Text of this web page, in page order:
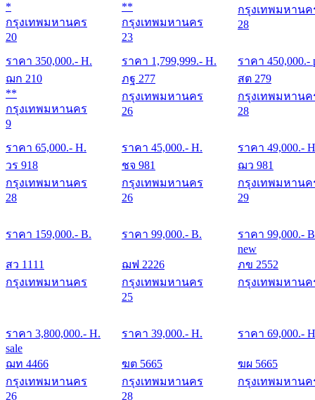
*
กรุงเทพมหานคร
20
ราคา 350,000.- H.
**
กรุงเทพมหานคร
23
ราคา 1,799,999.- H.
กรุงเทพมหานค
28
ราคา 450,000.-
ฌก 210
**
กรุงเทพมหานคร
9
ราคา 65,000.- H.
ภฐ 277
กรุงเทพมหานคร
26
ราคา 45,000.- H.
สต 279
กรุงเทพมหานค
28
ราคา 49,000.-
วร 918
กรุงเทพมหานคร
28
ราคา 159,000.- B.
ชจ 981
กรุงเทพมหานคร
26
ราคา 99,000.- B.
ฌว 981
กรุงเทพมหานค
29
ราคา 99,000.-
สว 1111
กรุงเทพมหานคร
ราคา 3,800,000.- H.
ฌฟ 2226
กรุงเทพมหานคร
25
ราคา 39,000.- H.
new
ภข 2552
กรุงเทพมหานค
ราคา 69,000.-
sale
ฌท 4466
กรุงเทพมหานคร
26
ฆต 5665
กรุงเทพมหานคร
28
ฆผ 5665
กรุงเทพมหานค